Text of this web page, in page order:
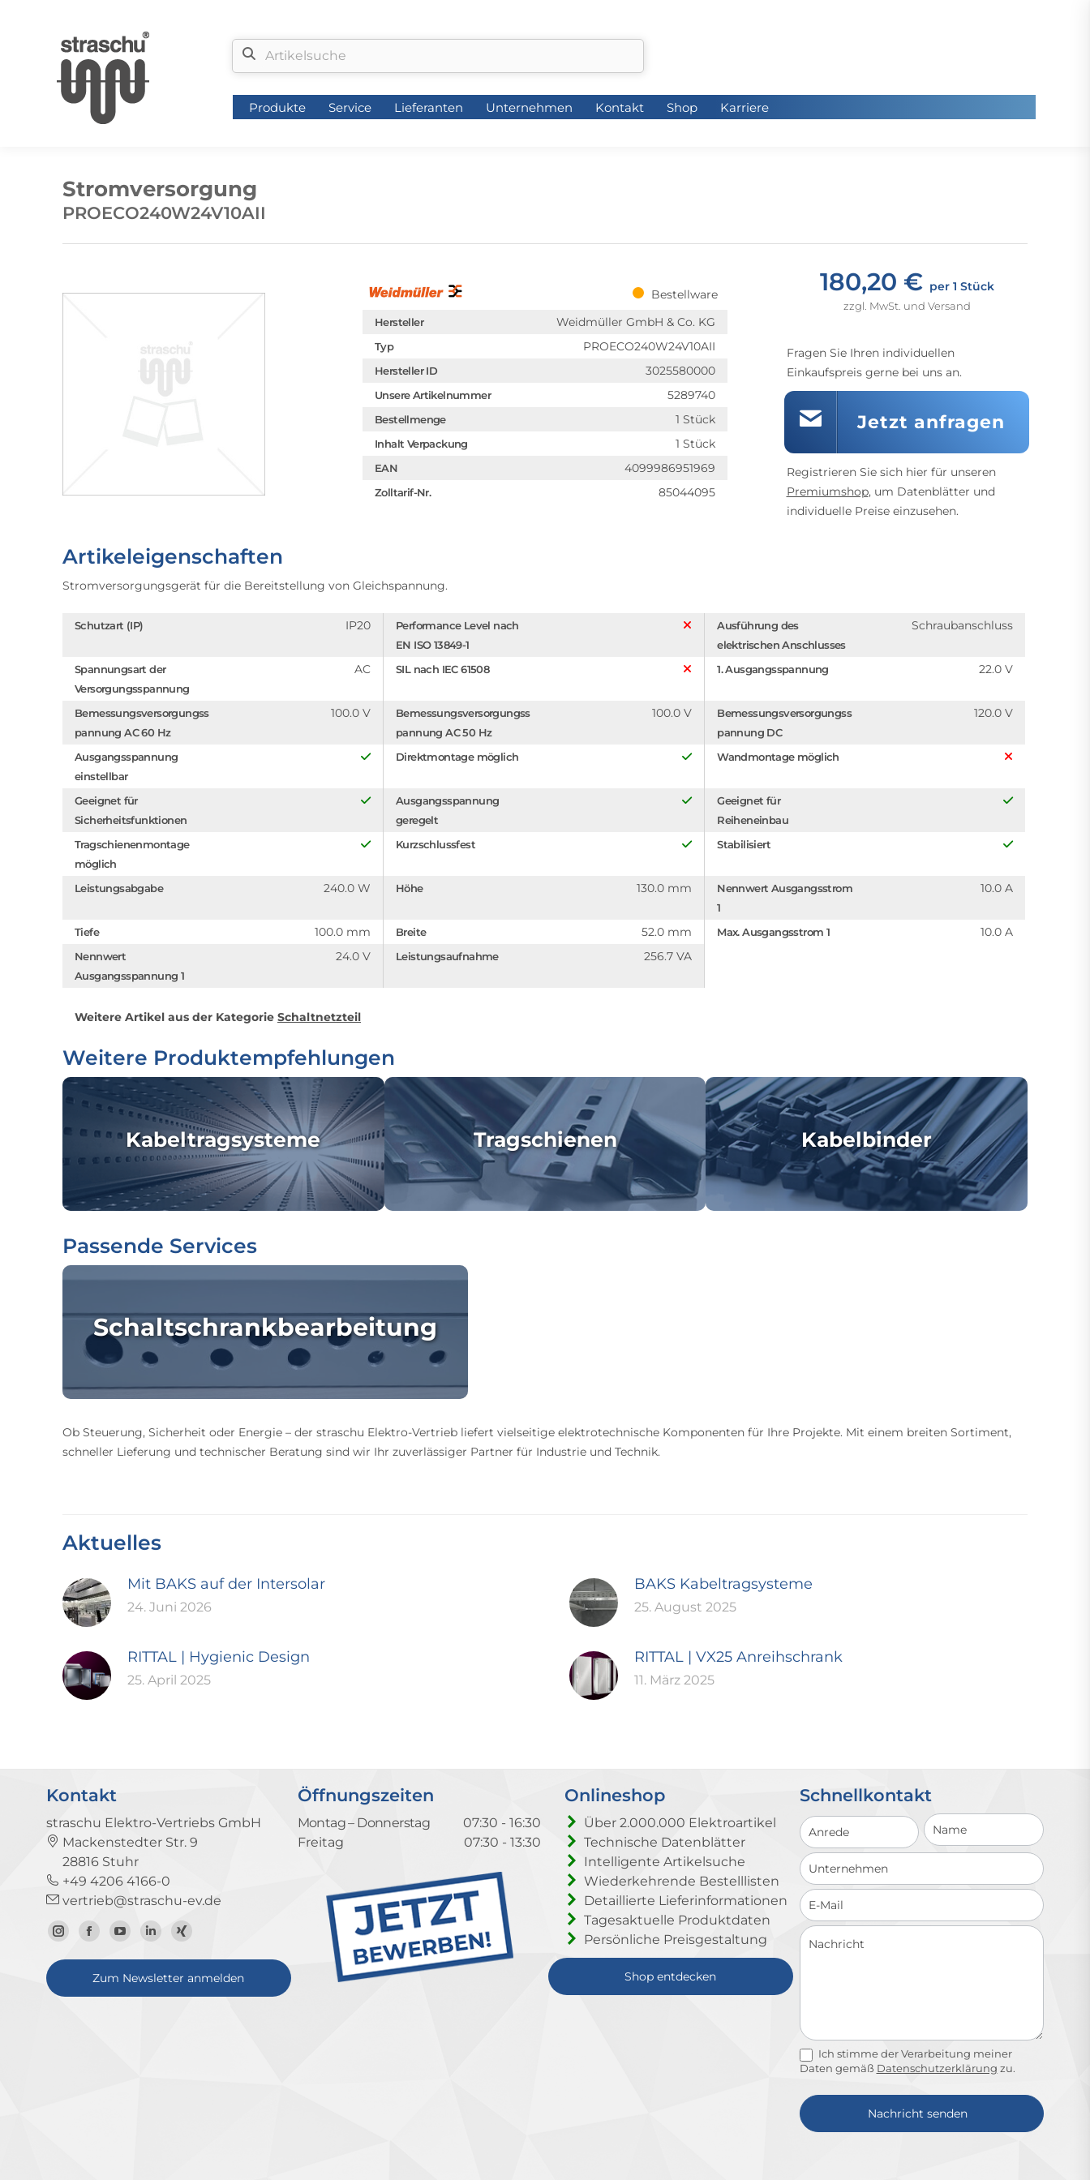
Produkte Service Lieferanten Unternehmen Kontakt Shop Karriere
Stromversorgung
PROECO240W24V10AII
Bestellware
Hersteller Weidmüller GmbH & Co. KG
Typ PROECO240W24V10AII
Hersteller ID 3025580000
Unsere Artikelnummer 5289740
Bestellmenge 1 Stück
Inhalt Verpackung 1 Stück
EAN 4099986951969
Zolltarif-Nr. 85044095
180,20 € per 1 Stück
zzgl. MwSt. und Versand
Fragen Sie Ihren individuellen
Einkaufspreis gerne bei uns an.
Jetzt anfragen
Registrieren Sie sich hier für unseren
Premiumshop, um Datenblätter und
individuelle Preise einzusehen.
Artikeleigenschaften
Stromversorgungsgerät für die Bereitstellung von Gleichspannung.
Schutzart (IP) IP20
Performance Level nach
EN ISO 13849-1
Ausführung des
elektrischen Anschlusses
Schraubanschluss
Spannungsart der
Versorgungsspannung
AC SIL nach IEC 61508 1. Ausgangsspannung 22.0 V
Bemessungsversorgungss
pannung AC 60 Hz
100.0 V
Bemessungsversorgungss
pannung AC 50 Hz
100.0 V
Bemessungsversorgungss
pannung DC
120.0 V
Ausgangsspannung
einstellbar
Direktmontage möglich Wandmontage möglich
Geeignet für
Sicherheitsfunktionen
Ausgangsspannung
geregelt
Geeignet für
Reiheneinbau
Tragschienenmontage
möglich
Kurzschlussfest Stabilisiert
Leistungsabgabe 240.0 W Höhe 130.0 mm
Nennwert Ausgangsstrom
1
10.0 A
Tiefe 100.0 mm Breite 52.0 mm Max. Ausgangsstrom 1 10.0 A
Nennwert
Ausgangsspannung 1
24.0 V Leistungsaufnahme 256.7 VA
Weitere Artikel aus der Kategorie Schaltnetzteil
Weitere Produktempfehlungen
Kabeltragsysteme Tragschienen Kabelbinder
Passende Services
Schaltschrankbearbeitung
Ob Steuerung, Sicherheit oder Energie – der straschu Elektro-Vertrieb liefert vielseitige elektrotechnische Komponenten für Ihre Projekte. Mit einem breiten Sortiment,
schneller Lieferung und technischer Beratung sind wir Ihr zuverlässiger Partner für Industrie und Technik.
Aktuelles
Mit BAKS auf der Intersolar
24. Juni 2026
BAKS Kabeltragsysteme
25. August 2025
RITTAL | Hygienic Design
25. April 2025
RITTAL | VX25 Anreihschrank
11. März 2025
Kontakt
straschu Elektro-Vertriebs GmbH
Mackenstedter Str. 9
28816 Stuhr
+49 4206 4166-0
vertrieb@straschu-ev.de
Zum
Instagram-
Zur
Facebook-
Seite
Zum
YouTube-
Kanal
Zum
LinkedIn-
Profil
Zum
Xing-
Profil
Zum Newsletter anmelden
Öffnungszeiten
Montag – Donnerstag
07:30 - 16:30
Freitag
07:30 - 13:30
Onlineshop
Über 2.000.000 Elektroartikel
Technische Datenblätter
Intelligente Artikelsuche
Wiederkehrende Bestelllisten
Detaillierte Lieferinformationen
Tagesaktuelle Produktdaten
Persönliche Preisgestaltung
Shop entdecken
Schnellkontakt
Schnellkontakt
Ich stimme der Verarbeitung meiner
Daten gemäß Datenschutzerklärung zu.
Nachricht senden
Produkte Service Lieferanten Unternehmen Kontakt